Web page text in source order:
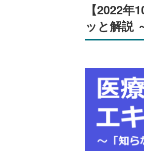
【2022
ッと解説